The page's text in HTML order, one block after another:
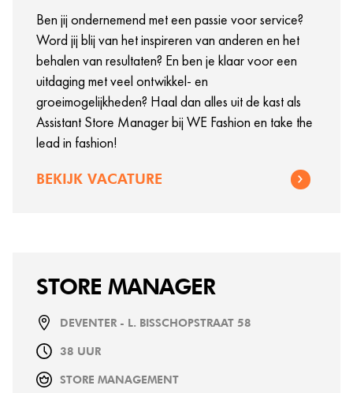
Ben jij ondernemend met een passie voor service?
Word jij blij van het inspireren van anderen en het
behalen van resultaten? En ben je klaar voor een
uitdaging met veel ontwikkel- en
groeimogelijkheden? Haal dan alles uit de kast als
Assistant Store Manager bij WE Fashion en take the
lead in fashion!
BEKIJK VACATURE
STORE MANAGER
DEVENTER - L. BISSCHOPSTRAAT 58
38 UUR
STORE MANAGEMENT